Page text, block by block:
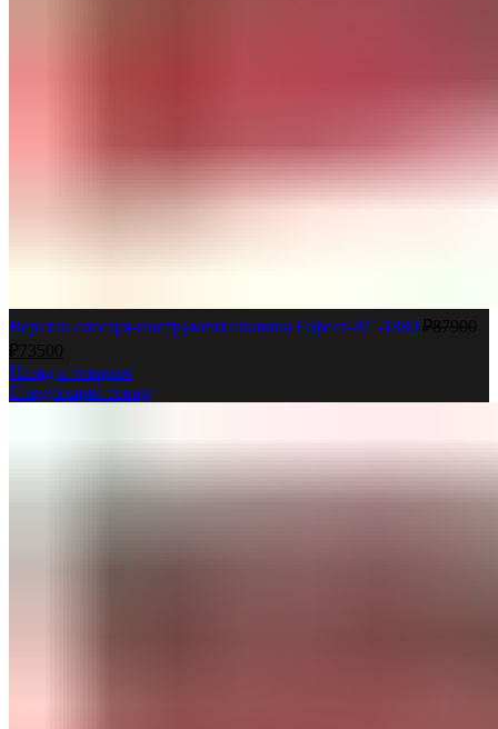
Верстак слесаря-инструментальщика Гефест-ВС-1880 ₽87900
₽73500
Назад к товарам
Следующий товар